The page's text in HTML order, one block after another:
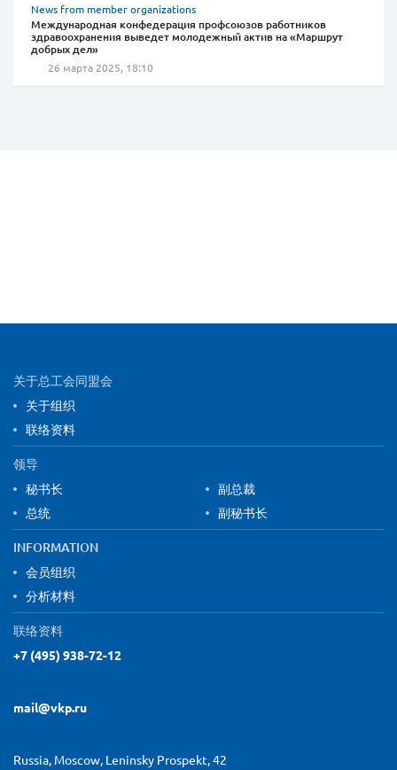
News from member organizations
Международная конфедерация профсоюзов работников
здравоохранения выведет молодежный актив на «Маршрут
добрых дел»
26 марта 2025, 18:10
Site map and contact information
关于总工会同盟会
关于组织
联络资料
领导
秘书长
总统
副总裁
副秘书长
INFORMATION
会员组织
分析材料
联络资料
+7 (495) 938-72-12
mail@vkp.ru
Russia, Moscow, Leninsky Prospekt, 42